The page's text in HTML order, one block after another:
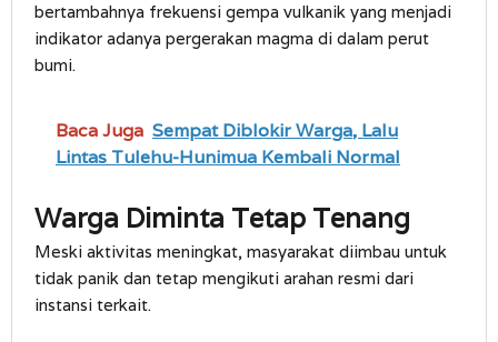
bertambahnya frekuensi gempa vulkanik yang menjadi
indikator adanya pergerakan magma di dalam perut
bumi.
Baca Juga Sempat Diblokir Warga, Lalu
Lintas Tulehu-Hunimua Kembali Normal
Warga Diminta Tetap Tenang
Meski aktivitas meningkat, masyarakat diimbau untuk
tidak panik dan tetap mengikuti arahan resmi dari
instansi terkait.